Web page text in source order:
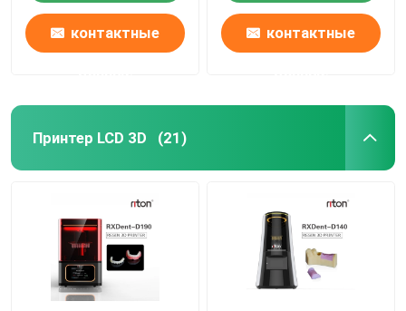
контактные контактные
Принтер LCD 3D (21)